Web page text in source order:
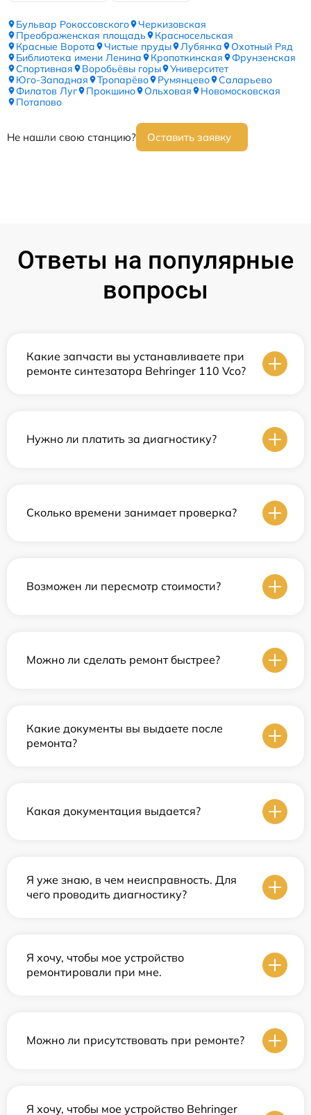
Бульвар Рокоссовского
Черкизовская
Преображенская площадь
Красносельская
Красные Ворота
Чистые пруды Лубянка
Охотный Ряд
Библиотека имени Ленина
Кропоткинская
Фрунзенская
Спортивная
Воробьёвы горы
Университет
Юго-Западная
Тропарёво Румянцево
Саларьево
Филатов Луг
Прокшино Ольховая
Новомосковская
Потапово
Не нашли свою станцию? Оставить заявку
Ответы на популярные
вопросы
Какие запчасти вы устанавливаете при
ремонте синтезатора Behringer 110 Vco?
Нужно ли платить за диагностику?
Сколько времени занимает проверка?
Возможен ли пересмотр стоимости?
Можно ли сделать ремонт быстрее?
Какие документы вы выдаете после
ремонта?
Какая документация выдается?
Я уже знаю, в чем неисправность. Для
чего проводить диагностику?
Я хочу, чтобы мое устройство
ремонтировали при мне.
Можно ли присутствовать при ремонте?
Я хочу, чтобы мое устройство Behringer